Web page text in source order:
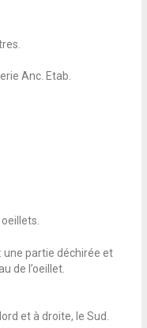
Anc. Etab.
une partie déchirée et
de l’oeillet.
et à droite, le Sud.